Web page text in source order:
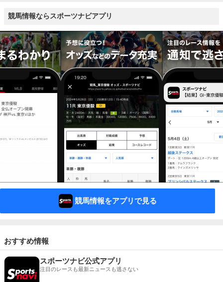
競馬情報ならスポーツナビアプリ
競馬情報をアプリで見る
おすすめ情報
スポーツナビ公式アプリ
注目のレースも最新ニュースも逃さない